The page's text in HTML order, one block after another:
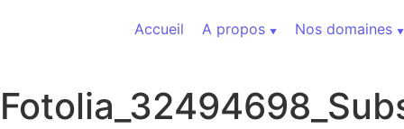
Accueil
A propos Nos domaines